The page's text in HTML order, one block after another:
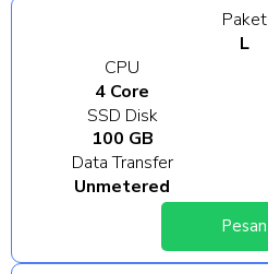
Paket
L
CPU
4 Core
SSD Disk
100 GB
Data Transfer
Unmetered
Pesan